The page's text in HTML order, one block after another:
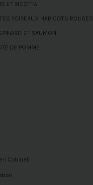
ET RICOTTA
POIREAUX HARICOTS ROUGES
ET SAUMON
DE POMME
Cabinet